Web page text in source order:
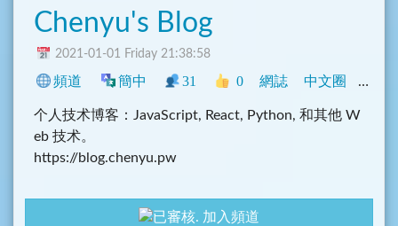
Chenyu's Blog
2021-01-01 Friday 21:38:58
頻道 簡中 31 0 網誌 中文圈 程式
个人技术博客：JavaScript, React, Python, 和其他 W
eb 技术。
https://blog.chenyu.pw
加入頻道